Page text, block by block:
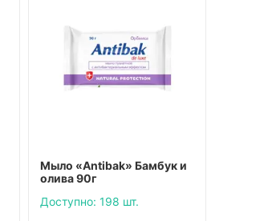
Мыло «Antibak» Бамбук и
олива 90г
Доступно: 198 шт.